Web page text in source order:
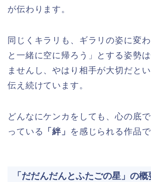
が伝わります。
同じくキラリも、ギラリの姿に変
と一緒に空に帰ろう」とする姿勢
ませんし、やはり相手が大切だと
伝え続けています。
どんなにケンカをしても、心の底
っている
「絆」 を感じられる作品で
「だだんだんとふたごの星」の